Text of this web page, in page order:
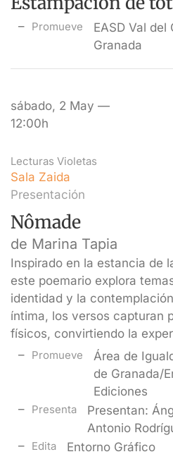
Promueve
EASD Val del
Granada
sábado, 2 May —
12:00h
Lecturas Violetas
Sala Zaida
Presentación
Nômade
de Marina Tapia
Inspirado en la estancia de
este poemario explora
identidad y la
íntima, los versos capturan
físicos, convirtiendo la
Promueve
Área de
de Granada/
Ediciones
Presenta
Presentan:
Antonio
Edita Entorno Gráfico